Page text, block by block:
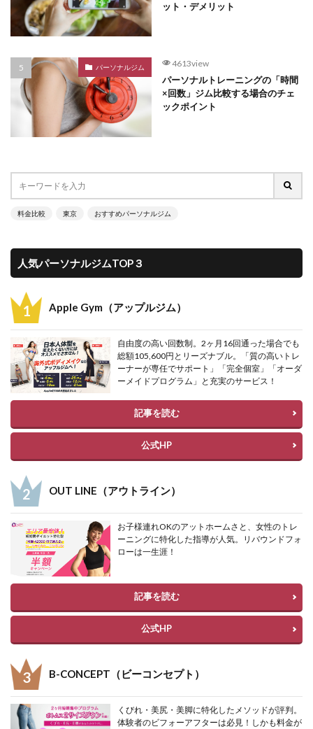
ット・デメリット
パーソナルジム 4613view
パーソナルトレーニングの「時間
×回数」ジム比較する場合のチェ
ックポイント
料金比較 東京 おすすめパーソナルジム
人気パーソナルジムTOP３
Apple Gym（アップルジム）
自由度の高い回数制。2ヶ月16回通った場合でも
総額105,600円とリーズナブル。「質の高いトレ
ーナーが専任でサポート」「完全個室」「オーダ
ーメイドプログラム」と充実のサービス！
記事を読む
公式HP
OUT LINE（アウトライン）
お子様連れOKのアットホームさと、女性のトレ
ーニングに特化した指導が人気。リバウンドフォ
ローは一生涯！
記事を読む
公式HP
B-CONCEPT（ビーコンセプト）
くびれ・美尻・美脚に特化したメソッドが評判。
体験者のビフォーアフターは必見！しかも料金が